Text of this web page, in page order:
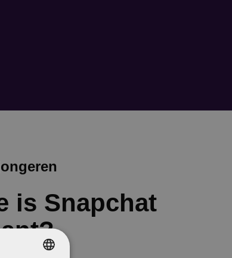
is Snapchat